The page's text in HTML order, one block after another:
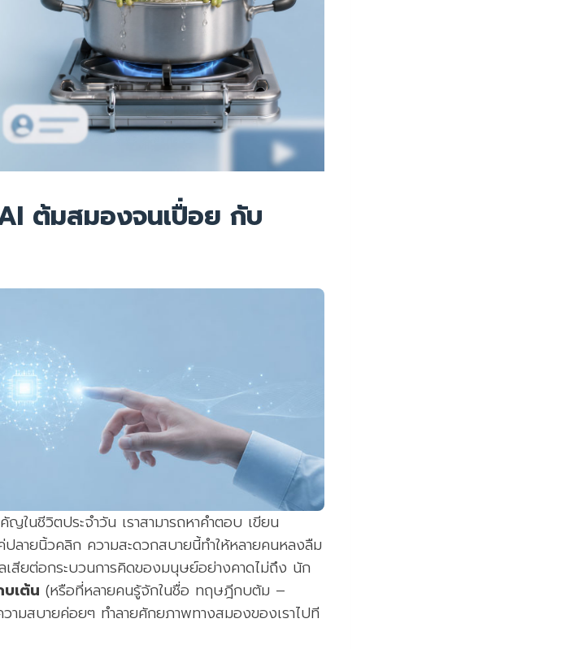
ต้มสมองจนเปื่อย กับ
นชีวิตประจำวัน เราสามารถหาคำตอบ เขียน
ายนิ้วคลิก ความสะดวกสบายนี้ทำให้หลายคนหลงลืม
เสียต่อกระบวนการคิดของมนุษย์อย่างคาดไม่ถึง นัก
เต้น (หรือที่หลายคนรู้จักในชื่อ ทฤษฎีกบต้ม –
มสบายค่อยๆ ทำลายศักยภาพทางสมองของเราไปที